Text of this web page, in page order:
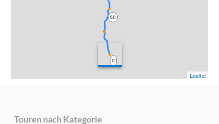
0
50
Leaflet
Touren nach Kategorie